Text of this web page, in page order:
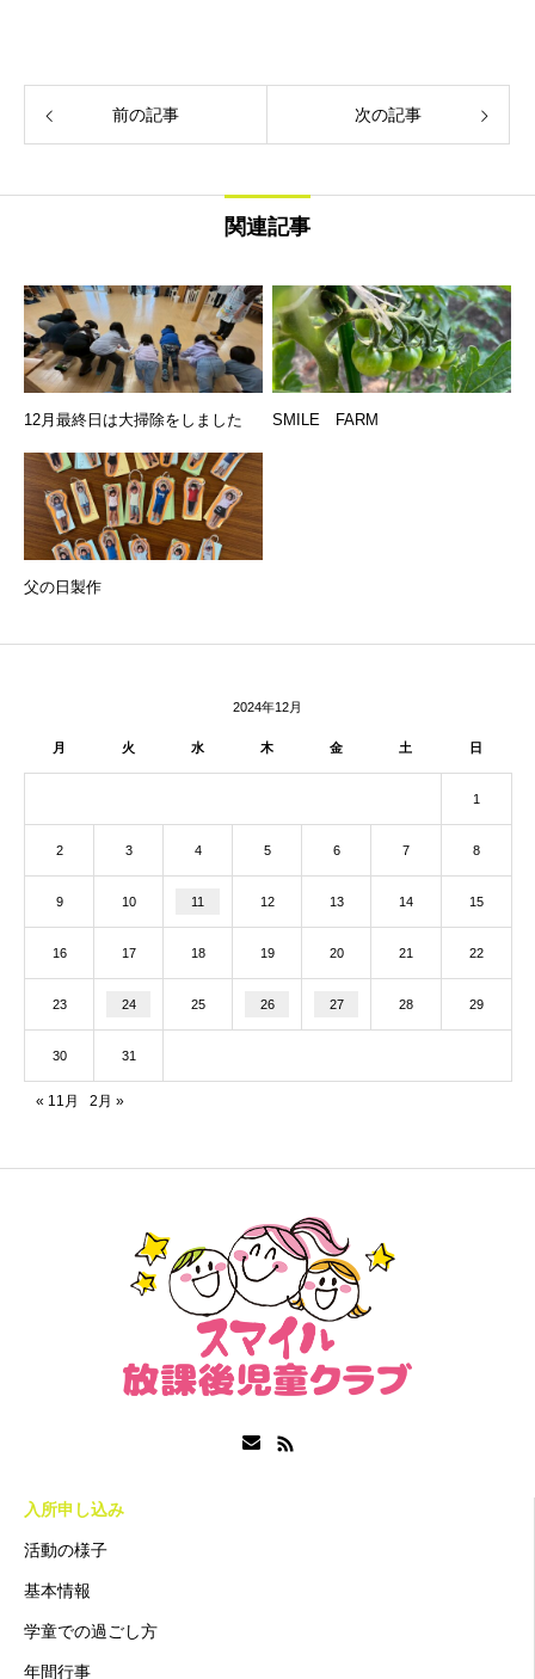
前の記事 次の記事
関連記事
12月最終日は大掃除をしました SMILE FARM
父の日製作
2024年12月
月 火 水 木 金 土 日
1
2 3 4 5 6 7 8
9 10 11 12 13 14 15
16 17 18 19 20 21 22
23 24 25 26 27 28 29
30 31
« 11月 2月 »
入所申し込み
活動の様子
基本情報
学童での過ごし方
年間行事